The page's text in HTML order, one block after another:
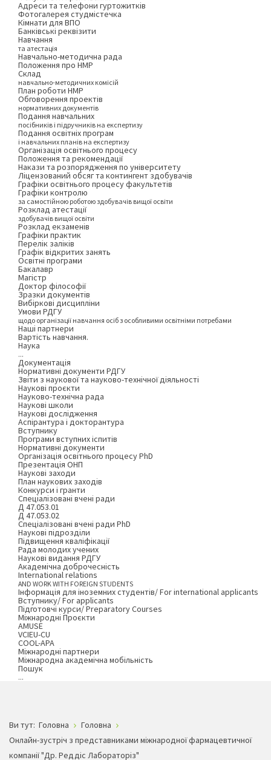
Адреси та телефони гуртожитків
Фотогалерея студмістечка
Кімнати для ВПО
Банківські реквізити
Навчання
та атестація
Навчально-методична рада
Положення про НМР
Склад
навчально-методичних комісій
План роботи НМР
Обговорення проектів
нормативних документів
Подання навчальних
посібників і підручників на експертизу
Подання освітніх програм
і навчальних планів на експертизу
Організація освітнього процесу
Положення та рекомендації
Накази та розпорядження по університету
Ліцензований обсяг та контингент здобувачів
Графіки освітнього процесу факультетів
Графіки контролю
за самостійною роботою здобувачів вищої освіти
Розклад атестації
здобувачів вищої освіти
Розклад екзаменів
Графіки практик
Перелік заліків
Графік відкритих занять
Освітні програми
Бакалавр
Магістр
Доктор філософії
Зразки документів
Вибіркові дисципліни
Умови РДГУ
щодо організації навчання осіб з особливими освітніми потребами
Наші партнери
Вартість навчання.
Наука
...
Документація
Нормативні документи РДГУ
Звіти з наукової та науково-технічної діяльності
Наукові проєкти
Науково-технічна рада
Наукові школи
Наукові дослідження
Аспірантура і докторантура
Вступнику
Програми вступних іспитів
Нормативні документи
Організація освітнього процесу PhD
Презентація ОНП
Наукові заходи
План наукових заходів
Конкурси і гранти
Спеціалізовані вчені ради
Д 47.053.01
Д 47.053.02
Спеціалізовані вчені ради PhD
Наукові підрозділи
Підвищення кваліфікації
Рада молодих учених
Наукові видання РДГУ
Академічна доброчесність
International relations
AND WORK WITH FOREIGN STUDENTS
Інформація для іноземних студентів/ For international applicants
Вступнику/ For applicants
Підготовчі курси/ Preparatory Courses
Міжнародні Проєкти
AMUSE
VCIEU-CU
COOL-APA
Міжнародні партнери
Міжнародна академічна мобільність
Пошук
...
Ви тут: Головна
Головна
Онлайн-зустріч з представниками міжнародної фармацевтичної
компанії "Др. Реддіс Лабораторіз"